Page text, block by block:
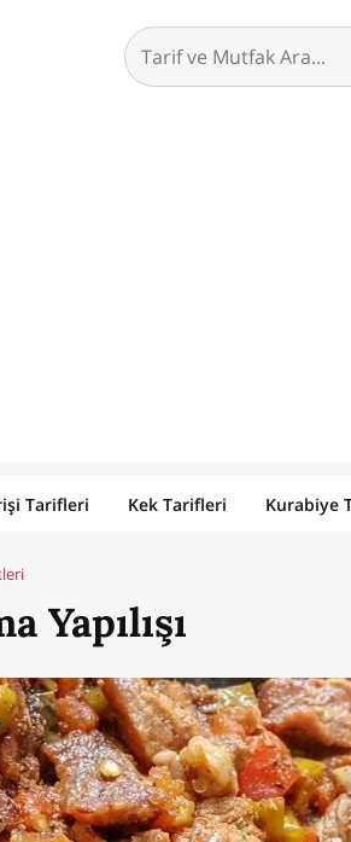
Tarifleri Kek Tarifleri Kurabiye
Yapılışı